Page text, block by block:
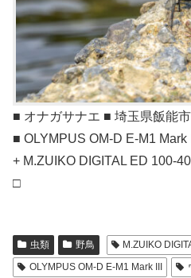
■ オナガサナエ ■ 埼玉県飯能
■ OLYMPUS OM-D E-M1 Mark
+ M.ZUIKO DIGITAL ED 100-
□
虫類 野鳥
M.ZUIKO
OLYMPUS OM-D E-M1 Mark III